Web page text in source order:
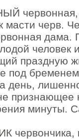
червонная,
черв.
дама.
человек
праздную
под
день,
признающее
минуты.
червончика,